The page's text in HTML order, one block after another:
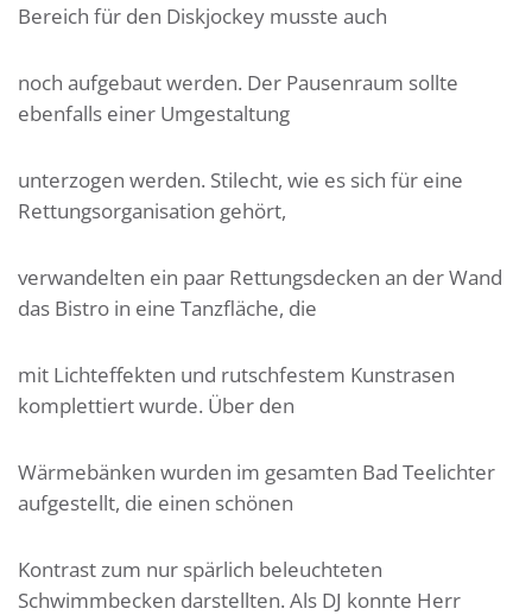
Bereich für den Diskjockey musste auch
noch aufgebaut werden. Der Pausenraum sollte
ebenfalls einer Umgestaltung
unterzogen werden. Stilecht, wie es sich für eine
Rettungsorganisation gehört,
verwandelten ein paar Rettungsdecken an der Wand
das Bistro in eine Tanzfläche, die
mit Lichteffekten und rutschfestem Kunstrasen
komplettiert wurde. Über den
Wärmebänken wurden im gesamten Bad Teelichter
aufgestellt, die einen schönen
Kontrast zum nur spärlich beleuchteten
Schwimmbecken darstellten. Als DJ konnte Herr